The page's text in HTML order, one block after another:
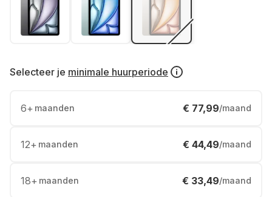
Selecteer je minimale huurperiode
6+ maanden € 77,99/maand
12+ maanden € 44,49/maand
18+ maanden € 33,49/maand